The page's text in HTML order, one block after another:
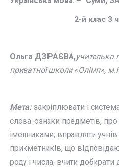
2-й клас 3
Ольга ДЗІРАЄВА,учителька
приватної школи «Олімп»,
Мета:закріплювати і
слова-ознаки предметів, про
іменниками; вправляти учнів
прикметників, що
роду і числа; вчити добирати